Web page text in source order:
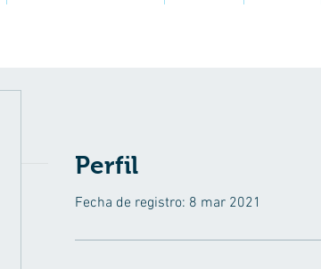
Perfil
Fecha de registro: 8 mar 2021